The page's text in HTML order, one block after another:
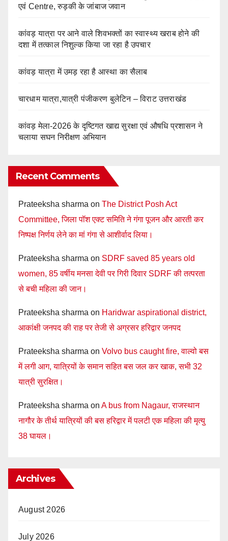
एवं Centre, रुड़की के जांबाज जवान
कांवड़ यात्रा पर आने वाले शिवभक्तों का स्वास्थ्य खराब होने की
दशा में तत्काल निशुल्क किया जा रहा है उपचार
कांवड़ यात्रा में उमड़ रहा है आस्था का सैलाब
चारधाम यात्रा,यात्री पंजीकरण बुलेटिन – विराट उत्तराखंड
कांवड़ मेला-2026 के दृष्टिगत खाद्य सुरक्षा एवं औषधि प्रशासन ने
चलाया सघन निरीक्षण अभियान
Recent Comments
Prateeksha sharma on The District Posh Act
Committee, जिला पॉश एक्ट समिति ने गंगा पूजन और आरती कर
निष्पक्ष निर्णय लेने का मां गंगा से आशीर्वाद लिया।
Prateeksha sharma on SDRF saved 85 years old
women, 85 वर्षीय मनसा देवी पर गिरी दिवार SDRF की तत्परता
से बची महिला की जान।
Prateeksha sharma on Haridwar aspirational district,
आकांक्षी जनपद की राह पर तेजी से अग्रसर हरिद्वार जनपद
Prateeksha sharma on Volvo bus caught fire, वाल्वो बस
में लगी आग, यात्रियों के समान सहित बस जल कर खाक, सभी 32
यात्री सुरक्षित।
Prateeksha sharma on A bus from Nagaur, राजस्थान
नागौर के तीर्थ यात्रियों की बस हरिद्वार में पलटी एक महिला की मृत्यु
38 घायल।
Archives
August 2026
July 2026